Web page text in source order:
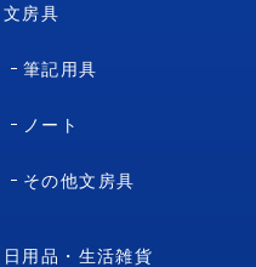
文房具
筆記用具
ノート
その他文房具
日用品・生活雑貨